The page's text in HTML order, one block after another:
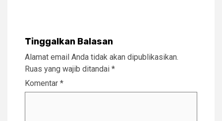
Tinggalkan Balasan
Alamat email Anda tidak akan dipublikasikan.
Ruas yang wajib ditandai *
Komentar *